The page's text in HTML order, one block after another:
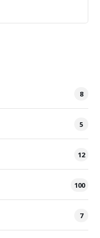
8
5
12
100
7